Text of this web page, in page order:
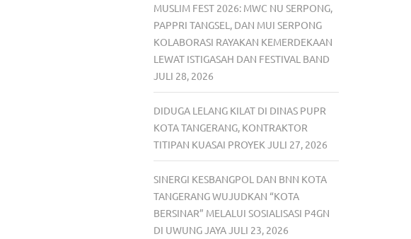
MUSLIM FEST 2026: MWC NU SERPONG,
PAPPRI TANGSEL, DAN MUI SERPONG
KOLABORASI RAYAKAN KEMERDEKAAN
LEWAT ISTIGASAH DAN FESTIVAL BAND
JULI 28, 2026
DIDUGA LELANG KILAT DI DINAS PUPR
KOTA TANGERANG, KONTRAKTOR
TITIPAN KUASAI PROYEK JULI 27, 2026
SINERGI KESBANGPOL DAN BNN KOTA
TANGERANG WUJUDKAN “KOTA
BERSINAR” MELALUI SOSIALISASI P4GN
DI UWUNG JAYAJULI 23, 2026